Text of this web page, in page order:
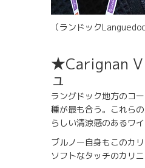
（ランドックLanguedoc
★Carignan
ュ
ラングドック地方のコ
種が最も合う。これら
らしい清涼感のあるワ
ブルノー自身もこのカ
ソフトなタッチのカリ